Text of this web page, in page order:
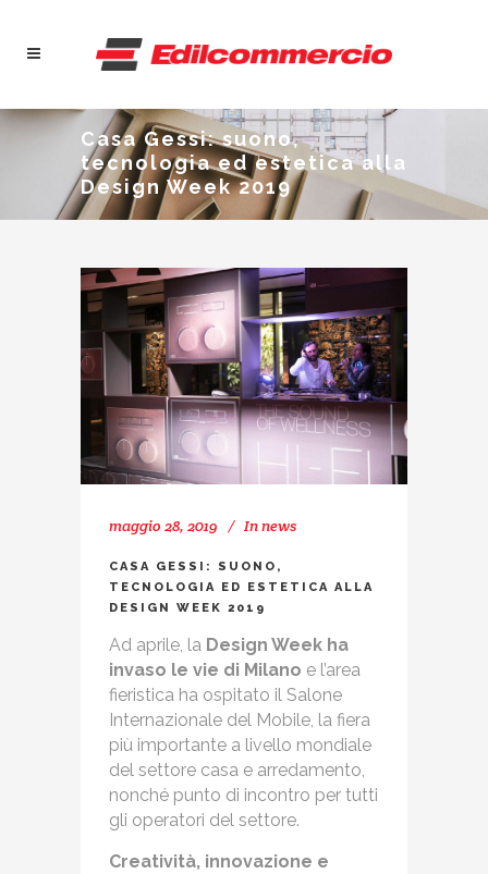
Casa Gessi: suono,
tecnologia ed estetica alla
Design Week 2019
maggio 28, 2019 Innews
CASA GESSI: SUONO,
TECNOLOGIA ED ESTETICA ALLA
DESIGN WEEK 2019
Ad aprile, la Design Week ha
invaso le vie di Milano e l’area
fieristica ha ospitato il Salone
Internazionale del Mobile, la fiera
più importante a livello mondiale
del settore casa e arredamento,
nonché punto di incontro per tutti
gli operatori del settore.
Creatività, innovazione e